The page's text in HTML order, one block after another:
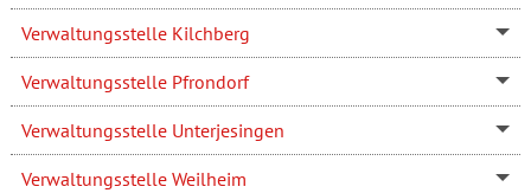
Verwaltungsstelle Kilchberg
Verwaltungsstelle Pfrondorf
Verwaltungsstelle Unterjesingen
Verwaltungsstelle Weilheim